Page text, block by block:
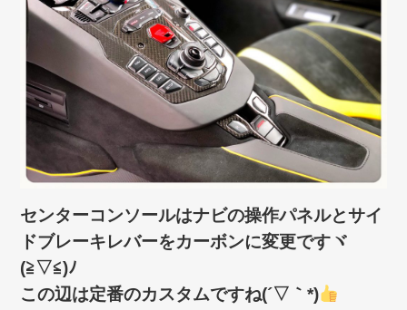
センターコンソールはナビの操作パネルとサイ
ドブレーキレバーをカーボンに変更ですヾ
(≧▽≦)ﾉ
この辺は定番のカスタムですね(´▽｀*)